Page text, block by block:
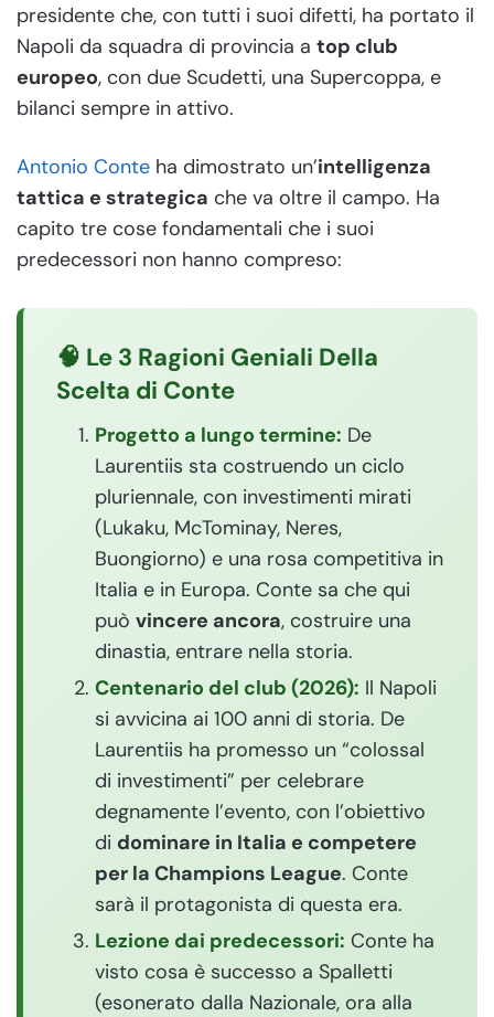
presidente che, con tutti i suoi difetti, ha portato il
Napoli da squadra di provincia a top club
europeo, con due Scudetti, una Supercoppa, e
bilanci sempre in attivo.
Antonio Conte ha dimostrato un’intelligenza
tattica e strategica che va oltre il campo. Ha
capito tre cose fondamentali che i suoi
predecessori non hanno compreso:
🧠 Le 3 Ragioni Geniali Della
Scelta di Conte
Progetto a lungo termine: De
Laurentiis sta costruendo un ciclo
pluriennale, con investimenti mirati
(Lukaku, McTominay, Neres,
Buongiorno) e una rosa competitiva in
Italia e in Europa. Conte sa che qui
può vincere ancora, costruire una
dinastia, entrare nella storia.
Centenario del club (2026): Il Napoli
si avvicina ai 100 anni di storia. De
Laurentiis ha promesso un “colossal
di investimenti” per celebrare
degnamente l’evento, con l’obiettivo
di dominare in Italia e competere
per la Champions League. Conte
sarà il protagonista di questa era.
Lezione dai predecessori: Conte ha
visto cosa è successo a Spalletti
(esonerato dalla Nazionale, ora alla